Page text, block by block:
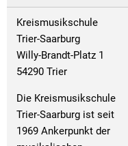
Kreismusikschule
Trier-Saarburg
Willy-Brandt-Platz 1
54290 Trier
Die Kreismusikschule
Trier-Saarburg ist seit
1969 Ankerpunkt der